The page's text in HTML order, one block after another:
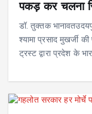
पकड़ कर चलना
डॉ. तुक्तक
श्यामा प्रसाद मुखर्जी
ट्रस्ट द्वारा प्रदेश के